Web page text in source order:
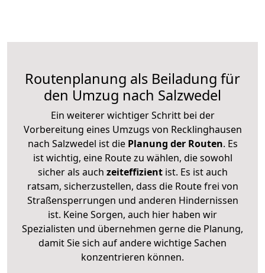
Routenplanung als Beiladung für
den Umzug nach Salzwedel
Ein weiterer wichtiger Schritt bei der
Vorbereitung eines Umzugs von Recklinghausen
nach Salzwedel ist diePlanung der Routen. Es
ist wichtig, eine Route zu wählen, die sowohl
sicher als auch zeiteffizientist. Es ist auch
ratsam, sicherzustellen, dass die Route frei von
Straßensperrungen und anderen Hindernissen
ist. Keine Sorgen, auch hier haben wir
Spezialisten und übernehmen gerne die Planung,
damit Sie sich auf andere wichtige Sachen
konzentrieren können.